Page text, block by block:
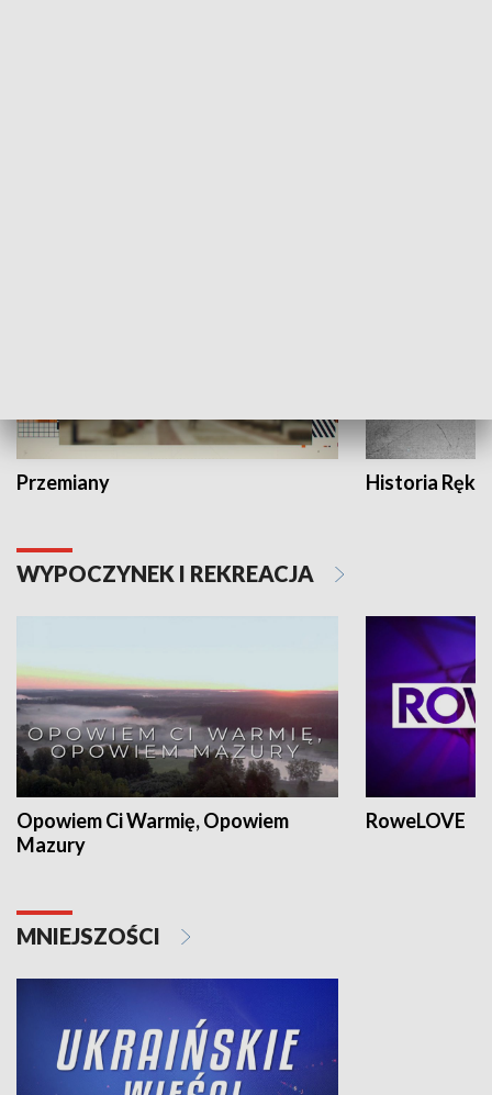
Przemiany Historia Ręką
WYPOCZYNEK I REKREACJA
Opowiem Ci Warmię, Opowiem
Mazury
RoweLOVE
MNIEJSZOŚCI